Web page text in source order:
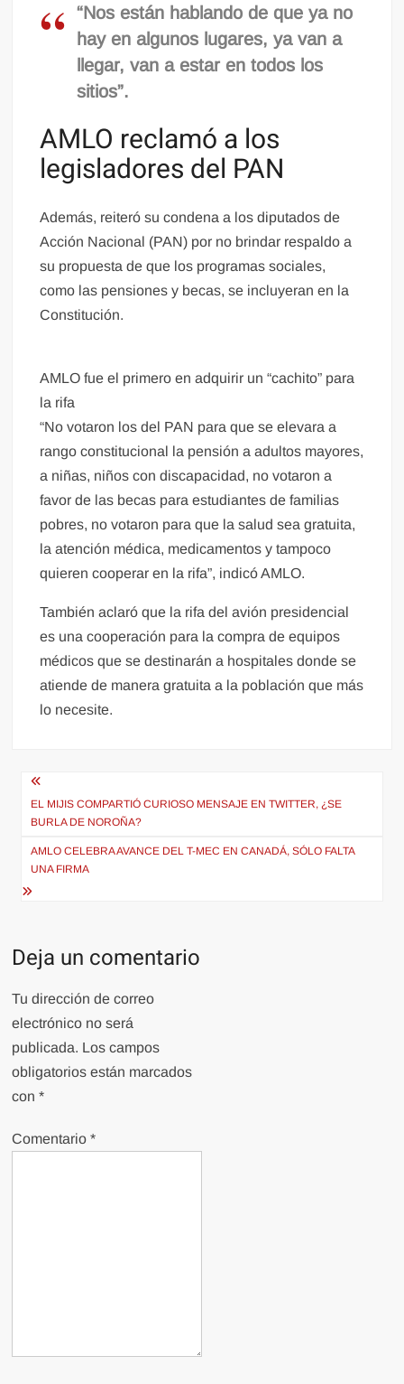
“Nos están hablando de que ya no
hay en algunos lugares, ya van a
llegar, van a estar en todos los
sitios”.
AMLO reclamó a los
legisladores del PAN
Además, reiteró su condena a los diputados de
Acción Nacional (PAN) por no brindar respaldo a
su propuesta de que los programas sociales,
como las pensiones y becas, se incluyeran en la
Constitución.
AMLO fue el primero en adquirir un “cachito” para
la rifa
“No votaron los del PAN para que se elevara a
rango constitucional la pensión a adultos mayores,
a niñas, niños con discapacidad, no votaron a
favor de las becas para estudiantes de familias
pobres, no votaron para que la salud sea gratuita,
la atención médica, medicamentos y tampoco
quieren cooperar en la rifa”, indicó AMLO.
También aclaró que la rifa del avión presidencial
es una cooperación para la compra de equipos
médicos que se destinarán a hospitales donde se
atiende de manera gratuita a la población que más
lo necesite.
Navegación
de
entradas
EL MIJIS COMPARTIÓ CURIOSO MENSAJE EN TWITTER, ¿SE
BURLA DE NOROÑA?
AMLO CELEBRA AVANCE DEL T-MEC EN CANADÁ, SÓLO FALTA
UNA FIRMA
Deja un comentario
Tu dirección de correo
electrónico no será
publicada. Los campos
obligatorios están marcados
con*
Comentario*